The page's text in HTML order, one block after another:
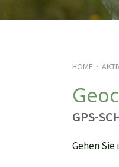
HOME ·
GPS-
Gehen